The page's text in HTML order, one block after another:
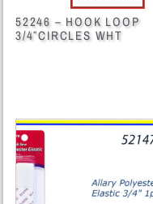
52246 – HOOK LOOP
3/4″CIRCLES WHT
52147
-
ELASTIC
3/4"
WHITE